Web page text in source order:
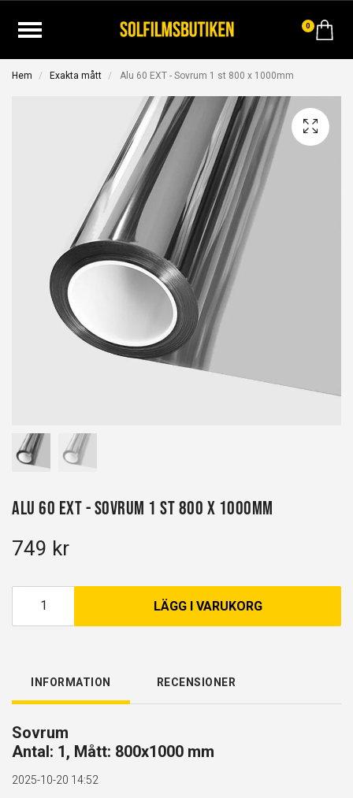
0
Hem Exakta mått Alu 60 EXT - Sovrum 1 st 800 x 1000mm
Alu 60 EXT - Sovrum 1 st 800 x 1000mm
749 kr
LÄGG I VARUKORG
INFORMATION RECENSIONER
Sovrum
Antal: 1, Mått: 800x1000 mm
2025-10-20 14:52